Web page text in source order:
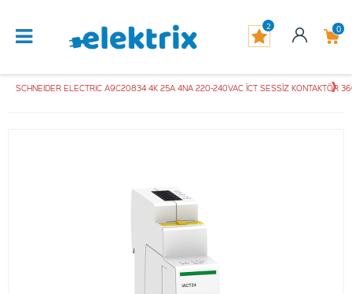
0
2
SCHNEIDER ELECTRIC A9C20834 4K 25A 4NA 220-240VAC İCT SESSİZ KONTAKTÖR